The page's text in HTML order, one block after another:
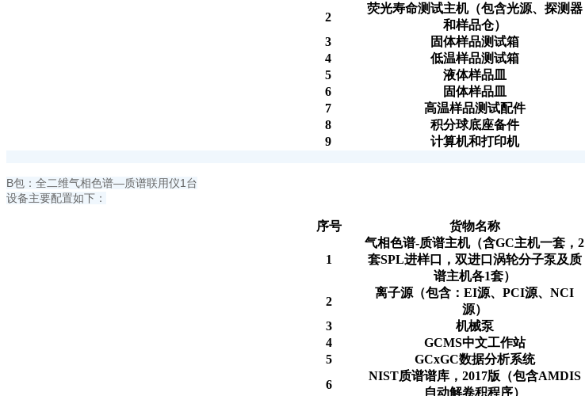
2
荧光寿命测试主机（包含光源、探测器
和样品仓）
3
固体样品测试箱
4
低温样品测试箱
5
液体样品皿
6
固体样品皿
7
高温样品测试配件
8
积分球底座备件
9
计算机和打印机
B包：全二维气相色谱—质谱联用仪1台
设备主要配置如下：
序号 货物名称
1
气相色谱-质谱主机（含GC主机一套，2
套SPL进样口，双进口涡轮分子泵及质
谱主机各1套）
2
离子源（包含：EI源、PCI源、NCI
源）
3
机械泵
4
GCMS中文工作站
5
GCxGC数据分析系统
6
NIST质谱谱库，2017版（包含AMDIS
自动解卷积程序）